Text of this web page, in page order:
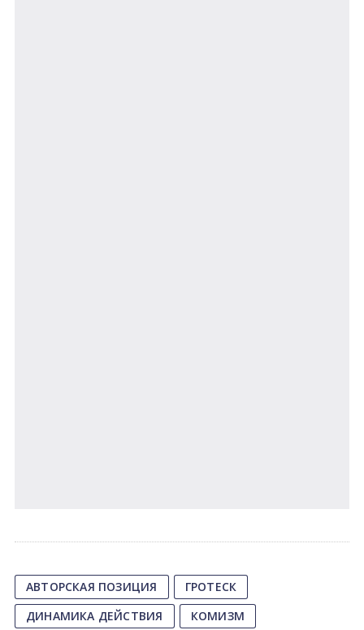
АВТОРСКАЯ ПОЗИЦИЯ
ГРОТЕСК
ДИНАМИКА ДЕЙСТВИЯ
КОМИЗМ